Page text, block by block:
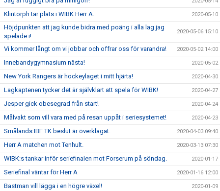
Klintorph tar plats i WIBK Herr A. 2020-05-10
Höjdpunkten att jag kunde bidra med poäng i alla lag jag
spelade i!
2020-05-06 15:10
Vi kommer långt om vi jobbar och offrar oss för varandra! 2020-05-02 14:00
Innebandygymnasium nästa! 2020-05-02
New York Rangers är hockeylaget i mitt hjärta! 2020-04-30
Lagkaptenen tycker det är självklart att spela för WIBK! 2020-04-27
Jesper gick obesegrad från start! 2020-04-24
Målvakt som vill vara med på resan uppåt i seriesystemet! 2020-04-23
Smålands IBF TK beslut är överklagat. 2020-04-03 09:40
Herr A matchen mot Tenhult. 2020-03-13 07:30
WIBK:s tankar inför seriefinalen mot Forserum på söndag. 2020-01-17
Seriefinal väntar för Herr A 2020-01-16 12:00
Bastman vill lägga i en högre växel! 2020-01-09